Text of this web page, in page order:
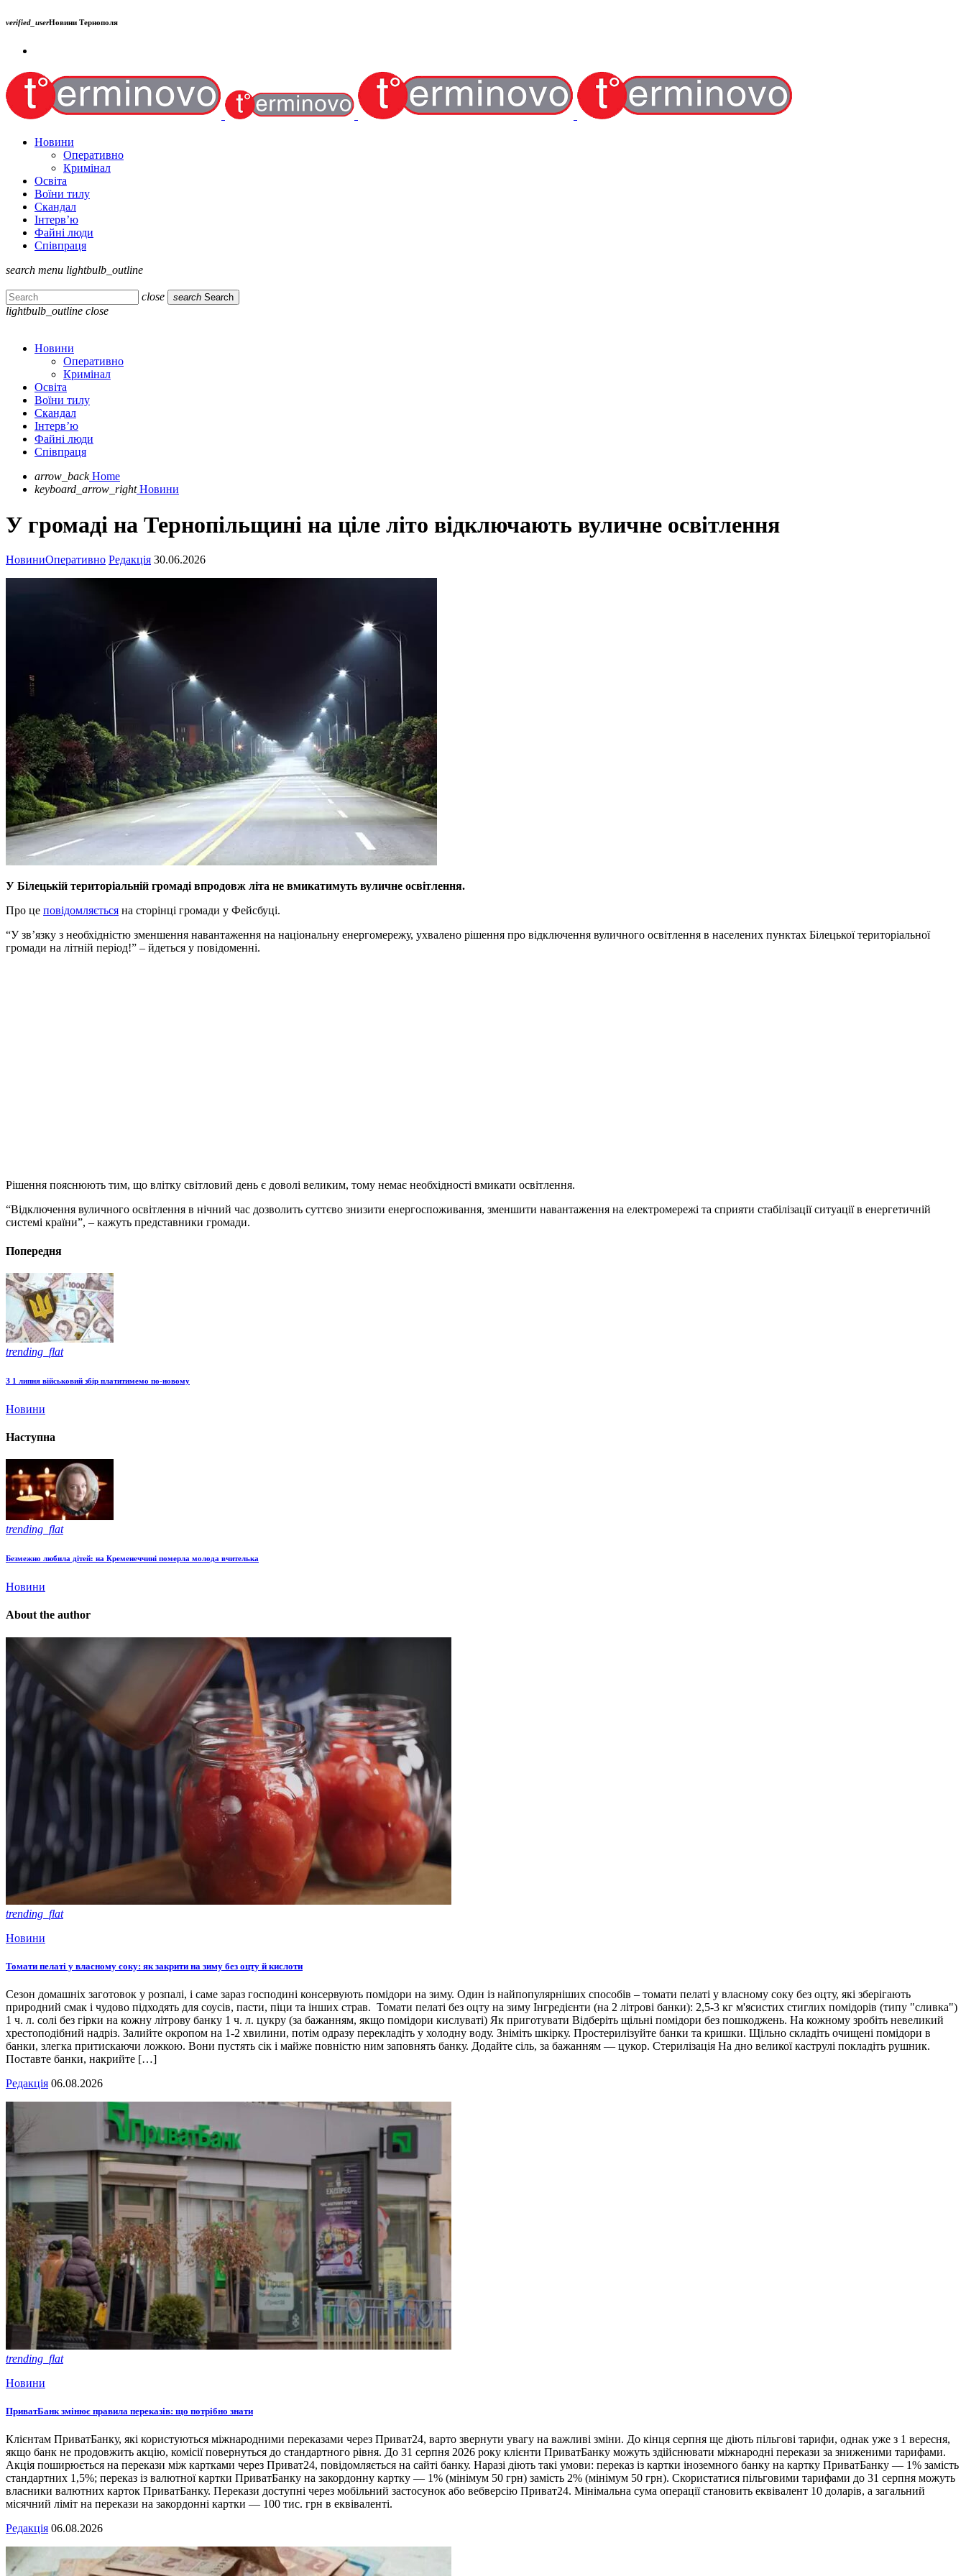
verified_userНовини Тернополя
Новини
Оперативно
Кримінал
Освіта
Воїни тилу
Скандал
Інтерв’ю
Файні люди
Співпраця
search menu lightbulb_outline
close search Search
lightbulb_outline close
Новини
Оперативно
Кримінал
Освіта
Воїни тилу
Скандал
Інтерв’ю
Файні люди
Співпраця
arrow_back Home
keyboard_arrow_right Новини
У громаді на Тернопільщині на ціле літо відключають вуличне освітлення
НовиниОперативно Редакція 30.06.2026
У Білецькій територіальній громаді впродовж літа не вмикатимуть вуличне освітлення.
Про це повідомляється на сторінці громади у Фейсбуці.
“У зв’язку з необхідністю зменшення навантаження на національну енергомережу, ухвалено рішення про відключення вуличного освітлення в населених пунктах Білецької територіальної
громади на літній період!” – йдеться у повідоменні.
Рішення пояснюють тим, що влітку світловий день є доволі великим, тому немає необхідності вмикати освітлення.
“Відключення вуличного освітлення в нічний час дозволить суттєво знизити енергоспоживання, зменшити навантаження на електромережі та сприяти стабілізації ситуації в енергетичній
системі країни”, – кажуть представники громади.
Попередня
trending_flat
З 1 липня військовий збір платитимемо по-новому
Новини
Наступна
trending_flat
Безмежно любила дітей: на Кременеччині померла молода вчителька
Новини
About the author
trending_flat
Новини
Томати пелаті у власному соку: як закрити на зиму без оцту й кислоти
Сезон домашніх заготовок у розпалі, і саме зараз господині консервують помідори на зиму. Один із найпопулярніших способів – томати пелаті у власному соку без оцту, які зберігають
природний смак і чудово підходять для соусів, пасти, піци та інших страв. Томати пелаті без оцту на зиму Інгредієнти (на 2 літрові банки): 2,5-3 кг м'ясистих стиглих помідорів (типу "сливка")
1 ч. л. солі без гірки на кожну літрову банку 1 ч. л. цукру (за бажанням, якщо помідори кислуваті) Як приготувати Відберіть щільні помідори без пошкоджень. На кожному зробіть невеликий
хрестоподібний надріз. Залийте окропом на 1-2 хвилини, потім одразу перекладіть у холодну воду. Зніміть шкірку. Простерилізуйте банки та кришки. Щільно складіть очищені помідори в
банки, злегка притискаючи ложкою. Вони пустять сік і майже повністю ним заповнять банку. Додайте сіль, за бажанням — цукор. Стерилізація На дно великої каструлі покладіть рушник.
Поставте банки, накрийте […]
Редакція 06.08.2026
trending_flat
Новини
ПриватБанк змінює правила переказів: що потрібно знати
Клієнтам ПриватБанку, які користуються міжнародними переказами через Приват24, варто звернути увагу на важливі зміни. До кінця серпня ще діють пільгові тарифи, однак уже з 1 вересня,
якщо банк не продовжить акцію, комісії повернуться до стандартного рівня. До 31 серпня 2026 року клієнти ПриватБанку можуть здійснювати міжнародні перекази за зниженими тарифами.
Акція поширюється на перекази між картками через Приват24, повідомляється на сайті банку. Наразі діють такі умови: переказ із картки іноземного банку на картку ПриватБанку — 1% замість
стандартних 1,5%; переказ із валютної картки ПриватБанку на закордонну картку — 1% (мінімум 50 грн) замість 2% (мінімум 50 грн). Скористатися пільговими тарифами до 31 серпня можуть
власники валютних карток ПриватБанку. Перекази доступні через мобільний застосунок або вебверсію Приват24. Мінімальна сума операції становить еквівалент 10 доларів, а загальний
місячний ліміт на перекази на закордонні картки — 100 тис. грн в еквіваленті.
Редакція 06.08.2026